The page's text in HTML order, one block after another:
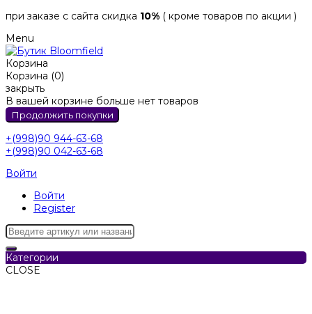
при заказе с сайта скидка 10% ( кроме товаров по акции )
Menu
Корзина
Корзина (0)
закрыть
В вашей корзине больше нет товаров
Продолжить покупки
+(998)90 944-63-68
+(998)90 042-63-68
Войти
Войти
Register
Категории
CLOSE